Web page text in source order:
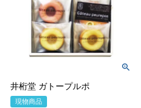
井桁堂 ガトープルポ
現物商品